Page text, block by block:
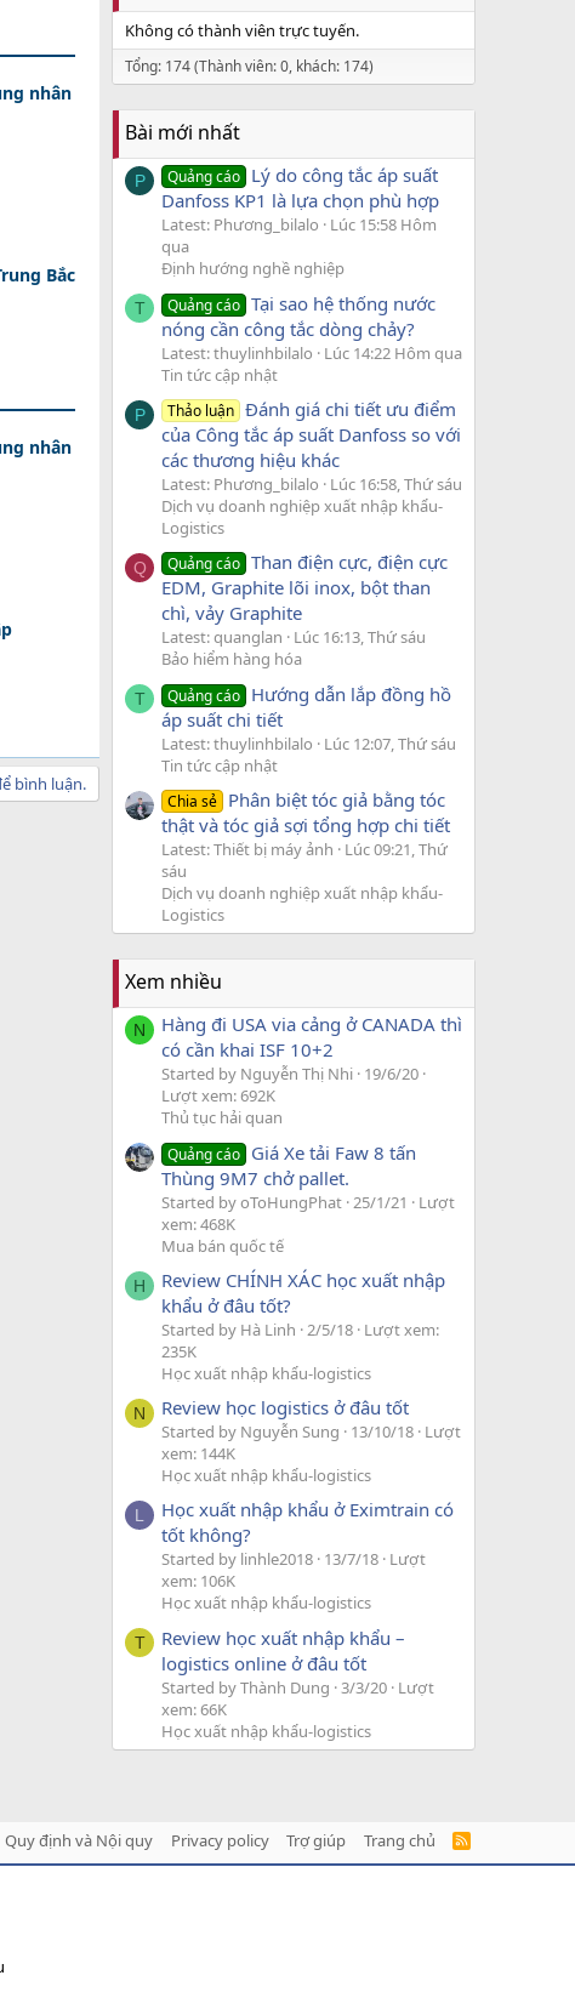
nhân
Bắc
nhân
bình luận.
Không có thành viên trực tuyến.
Tổng: 174 (Thành viên: 0, khách: 174)
Bài mới nhất
P Quảng cáo Lý do công tắc áp suất
Danfoss KP1 là lựa chọn phù hợp
Latest: Phương_bilalo
Lúc 15:58 Hôm
qua
Định hướng nghề nghiệp
T Quảng cáo Tại sao hệ thống nước
nóng cần công tắc dòng chảy?
Latest: thuylinhbilalo
Lúc 14:22 Hôm qua
Tin tức cập nhật
P Thảo luận Đánh giá chi tiết ưu điểm
của Công tắc áp suất Danfoss so với
các thương hiệu khác
Latest: Phương_bilalo
Lúc 16:58, Thứ sáu
Dịch vụ doanh nghiệp xuất nhập khẩu-
Logistics
Q Quảng cáo Than điện cực, điện cực
EDM, Graphite lõi inox, bột than
chì, vảy Graphite
Latest: quanglan
Lúc 16:13, Thứ sáu
Bảo hiểm hàng hóa
T Quảng cáo Hướng dẫn lắp đồng hồ
áp suất chi tiết
Latest: thuylinhbilalo
Lúc 12:07, Thứ sáu
Tin tức cập nhật
Chia sẻ Phân biệt tóc giả bằng tóc
thật và tóc giả sợi tổng hợp chi tiết
Latest: Thiết bị máy ảnh
Lúc 09:21, Thứ
sáu
Dịch vụ doanh nghiệp xuất nhập khẩu-
Logistics
Xem nhiều
N
Hàng đi USA via cảng ở CANADA thì
có cần khai ISF 10+2
Started by Nguyễn Thị Nhi 19/6/20
Lượt xem: 692K
Thủ tục hải quan
Quảng cáo Giá Xe tải Faw 8 tấn
Thùng 9M7 chở pallet.
Started by oToHungPhat 25/1/21
Lượt
xem: 468K
Mua bán quốc tế
H
Review CHÍNH XÁC học xuất nhập
khẩu ở đâu tốt?
Started by Hà Linh 2/5/18 Lượt xem:
235K
Học xuất nhập khẩu-logistics
N Review học logistics ở đâu tốt
Started by Nguyễn Sung 13/10/18 Lượt
xem: 144K
Học xuất nhập khẩu-logistics
L
Học xuất nhập khẩu ở Eximtrain có
tốt không?
Started by linhle2018 13/7/18 Lượt
xem: 106K
Học xuất nhập khẩu-logistics
T
Review học xuất nhập khẩu –
logistics online ở đâu tốt
Started by Thành Dung 3/3/20 Lượt
xem: 66K
Học xuất nhập khẩu-logistics
Quy định và Nội quy Privacy policy Trợ giúp Trang chủ
R